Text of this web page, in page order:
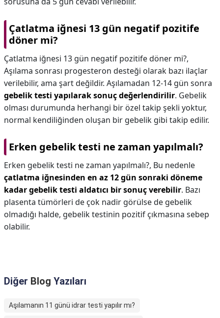
Çatlatma iğnesi 13 gün negatif pozitife
döner mi?
Çatlatma iğnesi 13 gün negatif pozitife döner mi?,
Aşılama sonrası progesteron desteği olarak bazı ilaçlar
verilebilir, ama şart değildir. Aşılamadan 12-14 gün sonra
gebelik testi yapılarak sonuç değerlendirilir. Gebelik
olması durumunda herhangi bir özel takip şekli yoktur,
normal kendiliğinden oluşan bir gebelik gibi takip edilir.
Erken gebelik testi ne zaman yapılmalı?
Erken gebelik testi ne zaman yapılmalı?, Bu nedenle
çatlatma iğnesinden en az 12 gün sonraki döneme
kadar gebelik testi aldatıcı bir sonuç verebilir. Bazı
plasenta tümörleri de çok nadir görülse de gebelik
olmadığı halde, gebelik testinin pozitif çıkmasına sebep
olabilir.
Diğer Blog Yazıları
Aşılamanın 11 günü idrar testi yapılır mı?